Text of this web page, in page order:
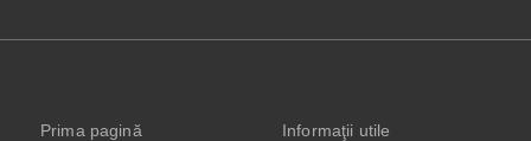
Prima pagină
Informaţii utile